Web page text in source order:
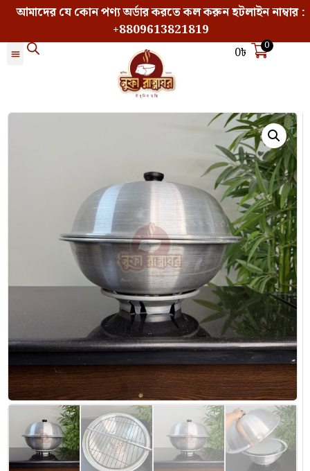
আমাদের যে কোন পণ্য অর্ডার করতে কল করুন হটলাইন নাম্বার :
+8809613821819
0৳ 0